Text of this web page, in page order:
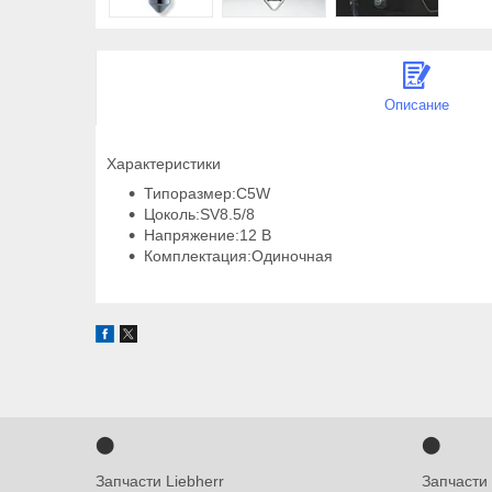
Описание
Характеристики
Типоразмер:C5W
Цоколь:SV8.5/8
Напряжение:12 В
Комплектация:Одиночная
⬤
Запчасти Liebherr
⬤